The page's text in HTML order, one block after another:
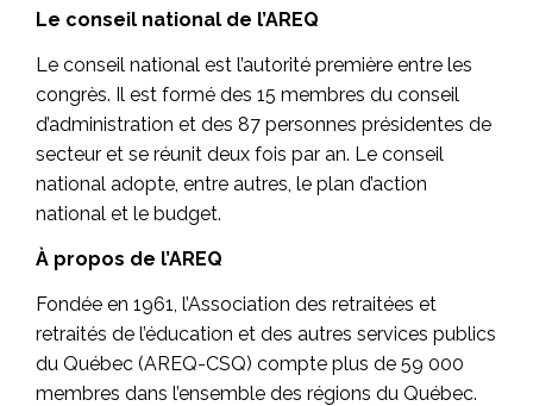
Le conseil national de l’AREQ
Le conseil national est l’autorité première entre les
congrès. Il est formé des 15 membres du conseil
d’administration et des 87 personnes présidentes de
secteur et se réunit deux fois par an. Le conseil
national adopte, entre autres, le plan d’action
national et le budget.
À propos de l’AREQ
Fondée en 1961, l’Association des retraitées et
retraités de l’éducation et des autres services publics
du Québec (AREQ-CSQ) compte plus de 59 000
membres dans l’ensemble des régions du Québec.